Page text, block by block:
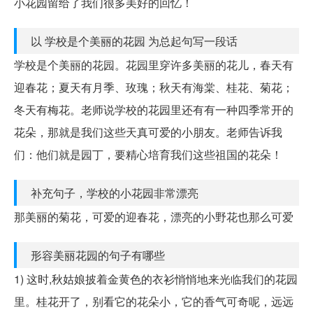
以 学校是个美丽的花园 为总起句写一段话
学校是个美丽的花园。花园里穿许多美丽的花儿，春天有
迎春花；夏天有月季、玫瑰；秋天有海棠、桂花、菊花；
冬天有梅花。老师说学校的花园里还有有一种四季常开的
花朵，那就是我们这些天真可爱的小朋友。老师告诉我
们：他们就是园丁，要精心培育我们这些祖国的花朵！
补充句子，学校的小花园非常漂亮
那美丽的菊花，可爱的迎春花，漂亮的小野花也那么可爱
形容美丽花园的句子有哪些
1) 这时,秋姑娘披着金黄色的衣衫悄悄地来光临我们的花园
里。桂花开了，别看它的花朵小，它的香气可奇呢，远远